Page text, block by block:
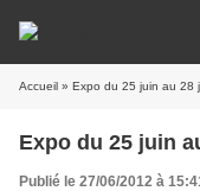
Accueil » Expo du 25 juin au 28
Expo du 25 juin
Publié le 27/06/2012 à